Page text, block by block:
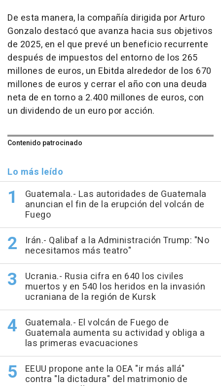
De esta manera, la compañía dirigida por Arturo
Gonzalo destacó que avanza hacia sus objetivos
de 2025, en el que prevé un beneficio recurrente
después de impuestos del entorno de los 265
millones de euros, un Ebitda alrededor de los 670
millones de euros y cerrar el año con una deuda
neta de en torno a 2.400 millones de euros, con
un dividendo de un euro por acción.
Contenido patrocinado
Lo más leído
Guatemala.- Las autoridades de Guatemala
anuncian el fin de la erupción del volcán de
Fuego
Irán.- Qalibaf a la Administración Trump: "No
necesitamos más teatro"
Ucrania.- Rusia cifra en 640 los civiles
muertos y en 540 los heridos en la invasión
ucraniana de la región de Kursk
Guatemala.- El volcán de Fuego de
Guatemala aumenta su actividad y obliga a
las primeras evacuaciones
EEUU propone ante la OEA "ir más allá"
contra "la dictadura" del matrimonio de